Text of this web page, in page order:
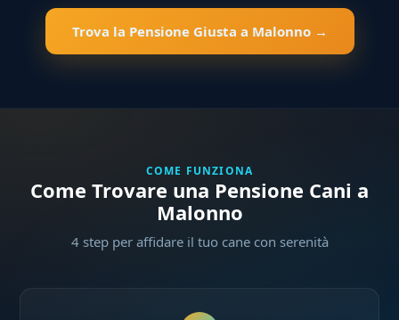
Trova la Pensione Giusta a Malonno →
COME FUNZIONA
Come Trovare una Pensione Cani a
Malonno
4 step per affidare il tuo cane con serenità